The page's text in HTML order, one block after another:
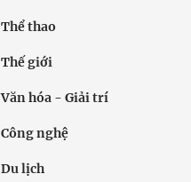
Thể thao
Thế giới
Văn hóa - Giải trí
Công nghệ
Du lịch